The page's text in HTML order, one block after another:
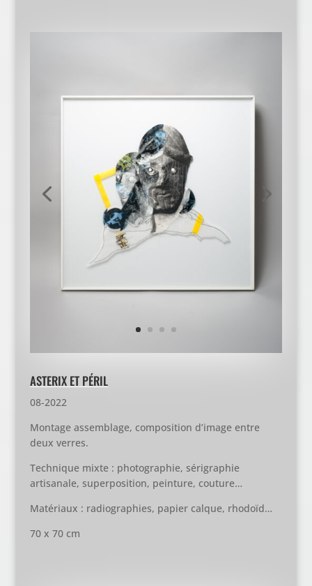
ASTERIX ET PÉRIL
08-2022
Montage assemblage, composition d’image entre
deux verres.
Technique mixte : photographie, sérigraphie
artisanale, superposition, peinture, couture…
Matériaux : radiographies, papier calque, rhodoïd…
70 x 70 cm